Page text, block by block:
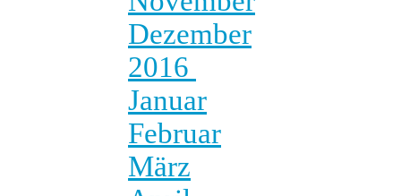
Dezember
2016
Januar
Februar
März